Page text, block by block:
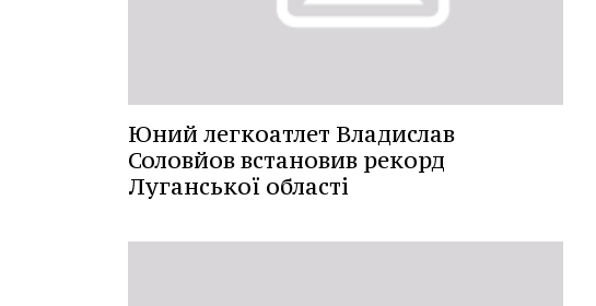
Юний легкоатлет Владислав
Соловйов встановив рекорд
Луганської області